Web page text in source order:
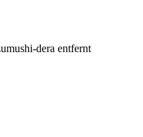
dera entfernt